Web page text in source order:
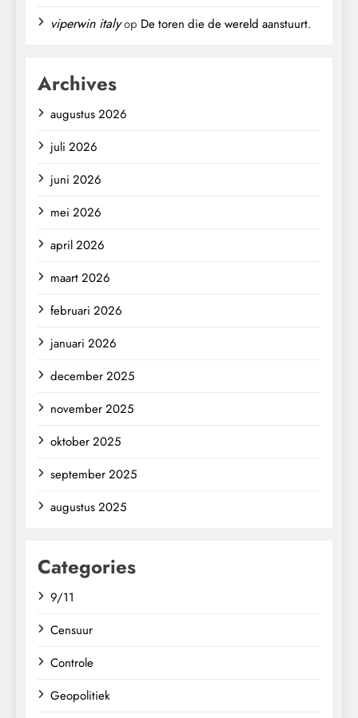
viperwin italyop De toren die de wereld aanstuurt.
Archives
augustus 2026
juli 2026
juni 2026
mei 2026
april 2026
maart 2026
februari 2026
januari 2026
december 2025
november 2025
oktober 2025
september 2025
augustus 2025
Categories
9/11
Censuur
Controle
Geopolitiek